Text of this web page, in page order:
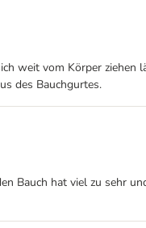
weit vom Körper ziehen
des Bauchgurtes.
Bauch hat viel zu sehr